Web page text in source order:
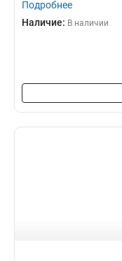
Подробнее
Наличие: В наличии